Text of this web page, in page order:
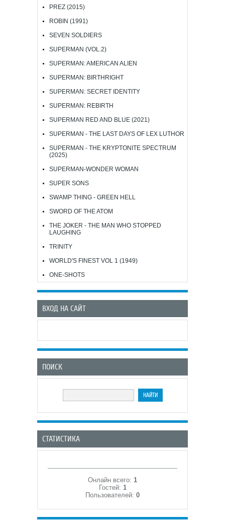
PREZ (2015)
ROBIN (1991)
SEVEN SOLDIERS
SUPERMAN (VOL.2)
SUPERMAN: AMERICAN ALIEN
SUPERMAN: BIRTHRIGHT
SUPERMAN: SECRET IDENTITY
SUPERMAN: REBIRTH
SUPERMAN RED AND BLUE (2021)
SUPERMAN - THE LAST DAYS OF LEX LUTHOR
SUPERMAN - THE KRYPTONITE SPECTRUM
(2025)
SUPERMAN-WONDER WOMAN
SUPER SONS
SWAMP THING - GREEN HELL
SWORD OF THE ATOM
THE JOKER - THE MAN WHO STOPPED
LAUGHING
TRINITY
WORLD'S FINEST VOL 1 (1949)
ONE-SHOTS
ВХОД НА САЙТ
ПОИСК
СТАТИСТИКА
Онлайн всего: 1
Гостей: 1
Пользователей: 0